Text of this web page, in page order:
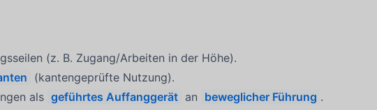
(z. B. Zugang/Arbeiten in der Höhe).
(kantengeprüfte Nutzung).
als geführtes Auffanggerät an beweglicher Führung .